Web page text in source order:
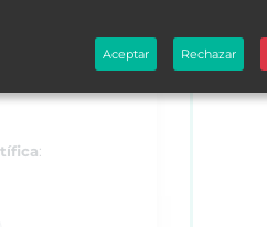
:
Aceptar Rechazar